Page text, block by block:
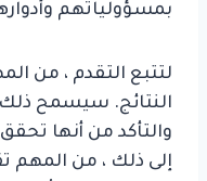
بمسؤولياتهم
لتتبع التقدم ، من
النتائج. سيسمح
والتأكد من أنها
إلى ذلك ، من